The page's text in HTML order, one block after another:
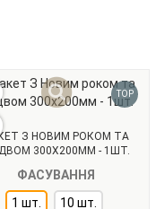
TOP
З НОВИМ РОКОМ ТА
300Х200ММ - 1ШТ.
ФАСУВАННЯ
1 шт.
10 шт.